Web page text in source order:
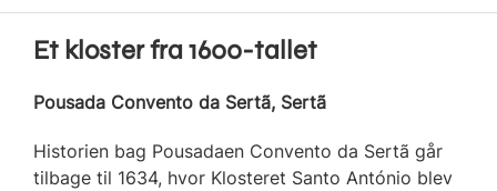
Et kloster fra 1600-tallet
Pousada Convento da Sertã, Sertã
Historien bag Pousadaen Convento da Sertã går
tilbage til 1634, hvor Klosteret Santo António blev